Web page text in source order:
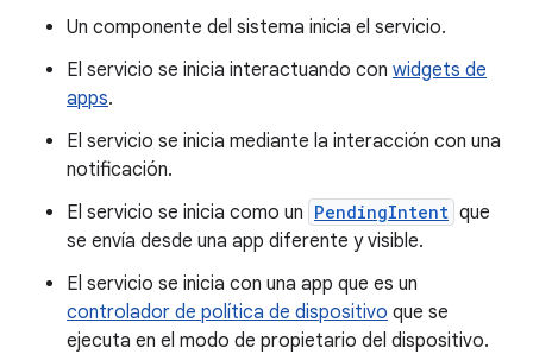
Un componente del sistema inicia el servicio.
El servicio se inicia interactuando con widgets de
apps.
El servicio se inicia mediante la interacción con una
notificación.
El servicio se inicia como un PendingIntent que
se envía desde una app diferente y visible.
El servicio se inicia con una app que es un
controlador de política de dispositivo que se
ejecuta en el modo de propietario del dispositivo.